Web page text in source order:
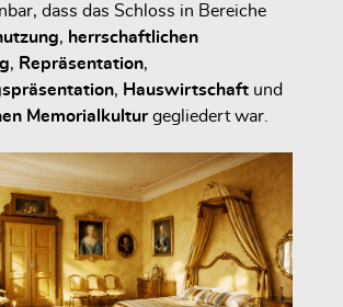
dass das Schloss in Bereiche
, herrschaftlichen
, Repräsentation,
, Hauswirtschaft und
Memorialkulturgegliedert war.